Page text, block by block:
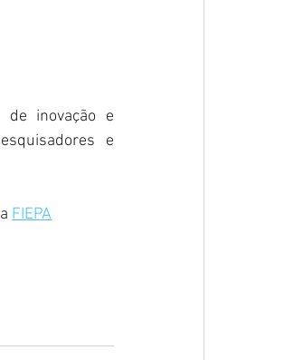
inovação e
e
FIEPA